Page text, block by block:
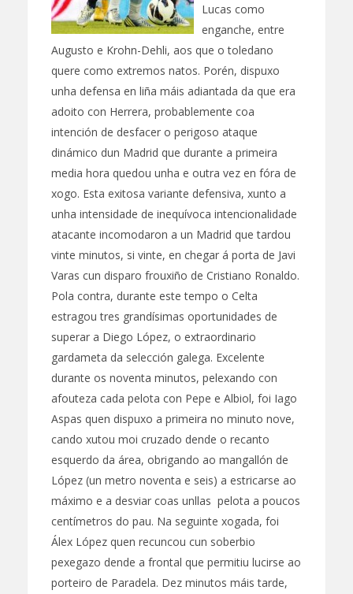
Lucas como
enganche, entre
Augusto e Krohn-Dehli, aos que o toledano
quere como extremos natos. Porén, dispuxo
unha defensa en liña máis adiantada da que era
adoito con Herrera, probablemente coa
intención de desfacer o perigoso ataque
dinámico dun Madrid que durante a primeira
media hora quedou unha e outra vez en fóra de
xogo. Esta exitosa variante defensiva, xunto a
unha intensidade de inequívoca intencionalidade
atacante incomodaron a un Madrid que tardou
vinte minutos, si vinte, en chegar á porta de Javi
Varas cun disparo frouxiño de Cristiano Ronaldo.
Pola contra, durante este tempo o Celta
estragou tres grandísimas oportunidades de
superar a Diego López, o extraordinario
gardameta da selección galega. Excelente
durante os noventa minutos, pelexando con
afouteza cada pelota con Pepe e Albiol, foi Iago
Aspas quen dispuxo a primeira no minuto nove,
cando xutou moi cruzado dende o recanto
esquerdo da área, obrigando ao mangallón de
López (un metro noventa e seis) a estricarse ao
máximo e a desviar coas unllas pelota a poucos
centímetros do pau. Na seguinte xogada, foi
Álex López quen recuncou cun soberbio
pexegazo dende a frontal que permitiu lucirse ao
porteiro de Paradela. Dez minutos máis tarde,